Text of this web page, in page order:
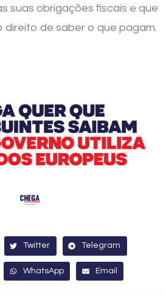
suas obrigações fiscais e que
direito de saber o que pagam.
Twitter Telegram
WhatsApp Email